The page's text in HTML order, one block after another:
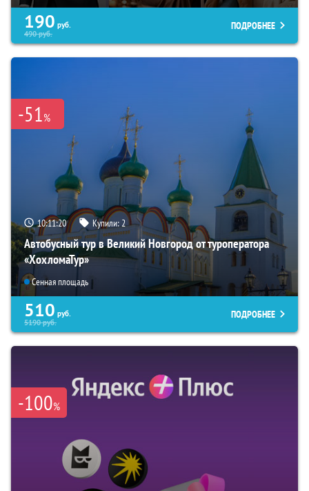
190 руб.
490руб.
ПОДРОБНЕЕ
-51%
10:11:19 Купили:2
Автобусный тур в Великий Новгород от туроператора
«ХохломаТур»
Сенная площадь
510 руб.
5190руб.
ПОДРОБНЕЕ
-100%